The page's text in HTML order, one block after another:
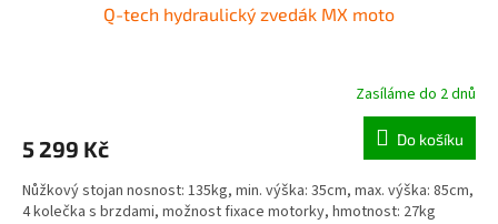
Q-tech hydraulický zvedák MX moto
Zasíláme do 2 dnů
5 299 Kč Do košíku
Nůžkový stojan nosnost: 135kg, min. výška: 35cm, max. výška: 85cm,
4 kolečka s brzdami, možnost fixace motorky, hmotnost: 27kg